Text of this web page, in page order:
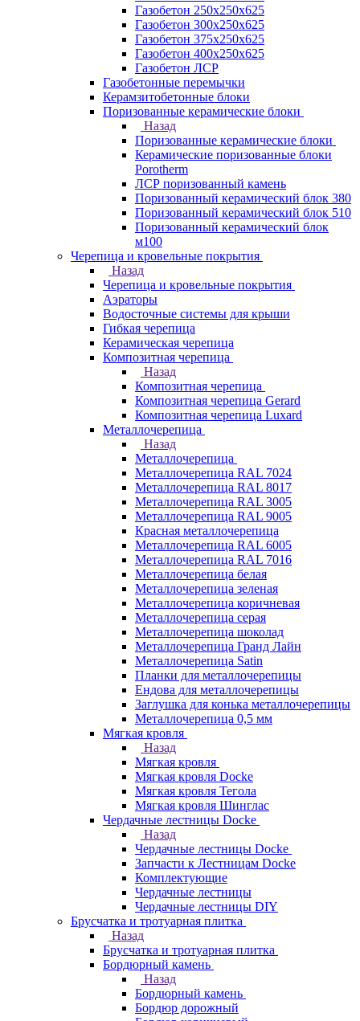
Газобетон 250х250х625
Газобетон 300х250х625
Газобетон 375х250х625
Газобетон 400х250х625
Газобетон ЛСР
Газобетонные перемычки
Керамзитобетонные блоки
Поризованные керамические блоки
Назад
Поризованные керамические блоки
Керамические поризованные блоки
Porotherm
ЛСР поризованный камень
Поризованный керамический блок 380
Поризованный керамический блок 510
Поризованный керамический блок
м100
Черепица и кровельные покрытия
Назад
Черепица и кровельные покрытия
Аэраторы
Водосточные системы для крыши
Гибкая черепица
Керамическая черепица
Композитная черепица
Назад
Композитная черепица
Композитная черепица Gerard
Композитная черепица Luxard
Металлочерепица
Назад
Металлочерепица
Металлочерепица RAL 7024
Металлочерепица RAL 8017
Металлочерепица RAL 3005
Металлочерепица RAL 9005
Красная металлочерепица
Металлочерепица RAL 6005
Металлочерепица RAL 7016
Металлочерепица белая
Металлочерепица зеленая
Металлочерепица коричневая
Металлочерепица серая
Металлочерепица шоколад
Металлочерепица Гранд Лайн
Металлочерепица Satin
Планки для металлочерепицы
Ендова для металлочерепицы
Заглушка для конька металлочерепицы
Металлочерепица 0,5 мм
Мягкая кровля
Назад
Мягкая кровля
Мягкая кровля Docke
Мягкая кровля Тегола
Мягкая кровля Шинглас
Чердачные лестницы Docke
Назад
Чердачные лестницы Docke
Запчасти к Лестницам Docke
Комплектующие
Чердачные лестницы
Чердачные лестницы DIY
Брусчатка и тротуарная плитка
Назад
Брусчатка и тротуарная плитка
Бордюрный камень
Назад
Бордюрный камень
Бордюр дорожный